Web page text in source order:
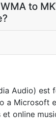
to
Audio) est
a Microsoft
online